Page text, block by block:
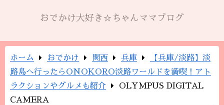
おでかけ大好き☆ちゃんママブログ
ホーム おでかけ 関西 兵庫
【兵庫/淡路】淡
路島へ行ったらONOKORO淡路ワールドを満喫！アト
ラクションやグルメも紹介
OLYMPUS DIGITAL
CAMERA